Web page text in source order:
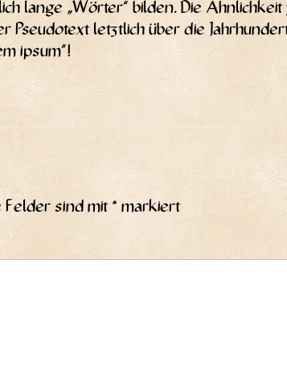
lan­ge „Wör­ter“ bil­den. Die
Pseu­do­text letzt­lich über die
ipsum“!
Felder sind mit* markiert